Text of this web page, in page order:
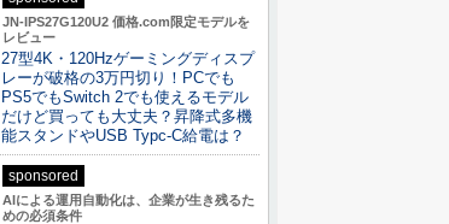
JN-IPS27G120U2 価格.com限定モデルを
レビュー
27型4K・120Hzゲーミングディスプ
レーが破格の3万円切り！PCでも
PS5でもSwitch 2でも使えるモデル
だけど買っても大丈夫？昇降式多機
能スタンドやUSB Typc-C給電は？
sponsored
AIによる運用自動化は、企業が生き残るた
めの必須条件